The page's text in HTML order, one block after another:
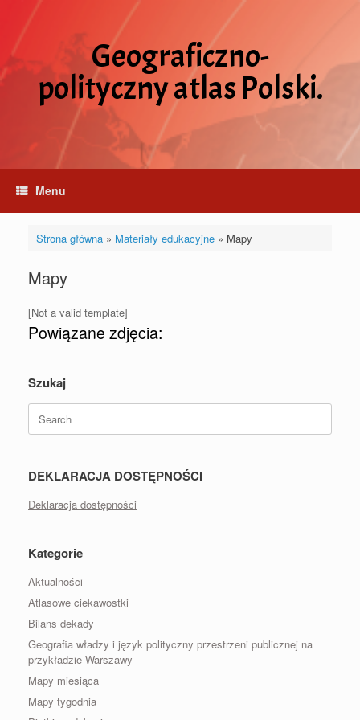
content
Geograficzno-
polityczny atlas Polski.
Menu
Strona główna» Materiały edukacyjne» Mapy
Mapy
[Not a valid template]
Powiązane zdjęcia:
Szukaj
Search
for:
DEKLARACJA DOSTĘPNOŚCI
Deklaracja dostępności
Kategorie
Aktualności
Atlasowe ciekawostki
Bilans dekady
Geografia władzy i język polityczny przestrzeni publicznej na
przykładzie Warszawy
Mapy miesiąca
Mapy tygodnia